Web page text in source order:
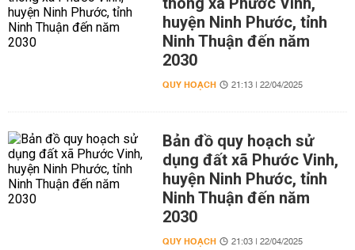
huyện Ninh Phước, tỉnh
Ninh Thuận đến năm
2030
QUY HOẠCH 21:13 | 22/04/2025
Bản đồ quy hoạch sử
dụng đất xã Phước Vinh,
huyện Ninh Phước, tỉnh
Ninh Thuận đến năm
2030
QUY HOẠCH 21:03 | 22/04/2025